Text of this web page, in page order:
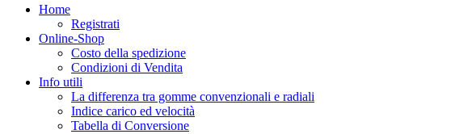
Home
Registrati
Online-Shop
Costo della spedizione
Condizioni di Vendita
Info utili
La differenza tra gomme convenzionali e radiali
Indice carico ed velocità
Tabella di Conversione